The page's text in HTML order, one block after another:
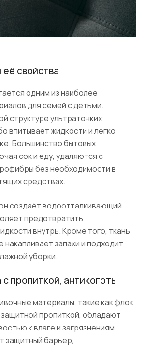
свойства
одним из наиболее
для семей с детьми.
структуре ультратонких
впитывает жидкости и легко
Большинство бытовых
сок и еду, удаляются с
без необходимости в
средствах.
создаёт водоотталкивающий
предотвратить
внутрь. Кроме того, ткань
накапливает запахи и подходит
уборки.
пропиткой, антикоготь
материалы, такие как флок
пропиткой, обладают
к влаге и загрязнениям.
защитный барьер,